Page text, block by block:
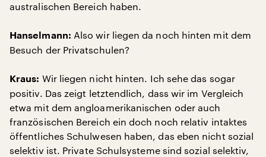
australischen Bereich haben.
Hanselmann: Also wir liegen da noch hinten mit dem
Besuch der Privatschulen?
Kraus: Wir liegen nicht hinten. Ich sehe das sogar
positiv. Das zeigt letztendlich, dass wir im Vergleich
etwa mit dem angloamerikanischen oder auch
französischen Bereich ein doch noch relativ intaktes
öffentliches Schulwesen haben, das eben nicht sozial
selektiv ist. Private Schulsysteme sind sozial selektiv,